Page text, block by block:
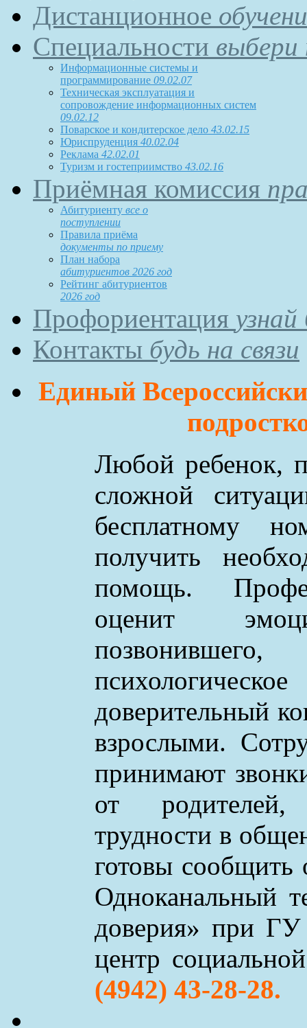
Дистанционное
Специальности выбери
Информационные системы и
программирование 09.02.07
Техническая эксплуатация и
сопровождение информационных систем
09.02.12
Поварское и кондитерское дело 43.02.15
Юриспруденция 40.02.04
Реклама 42.02.01
Туризм и гостеприимство 43.02.16
Приёмная комиссия
Абитуриенту все о
поступлении
Правила приёма
документы по приему
План набора
абитуриентов 2026 год
Рейтинг абитуриентов
2026 год
Профориентация
Контакты будь на связи
Единый
Любой ребенок,
сложной
бесплатному
получить
помощь.
оценит
доверительный
взрослыми.
принимают
от
трудности в
готовы сообщить
Одноканальный
доверия» при ГУ
центр
(4942) 43-28-28.